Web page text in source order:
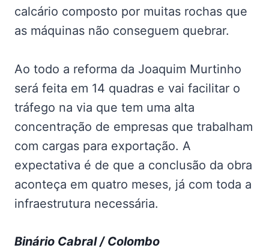
calcário composto por muitas rochas que
as máquinas não conseguem quebrar.
Ao todo a reforma da Joaquim Murtinho
será feita em 14 quadras e vai facilitar o
tráfego na via que tem uma alta
concentração de empresas que trabalham
com cargas para exportação. A
expectativa é de que a conclusão da obra
aconteça em quatro meses, já com toda a
infraestrutura necessária.
Binário Cabral / Colombo